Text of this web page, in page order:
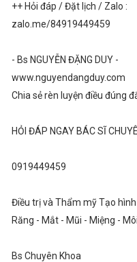
++ Hỏi đáp / Đặt lịch / Zalo :
zalo.me/84919449459
- Bs NGUYỄN ĐẶNG DUY -
www.nguyendangduy.com
Chia sẻ rèn luyện điều đúng
HỎI ĐÁP NGAY BÁC SĨ
0919449459
Điều trị và Thẩm mỹ Tạo
Răng - Mắt - Mũi - Miệng -
Bs Chuyên Khoa